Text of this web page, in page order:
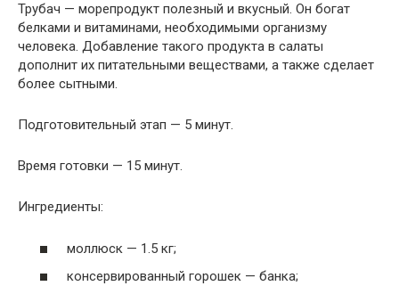
Трубач — морепродукт полезный и вкусный. Он богат
белками и витаминами, необходимыми организму
человека. Добавление такого продукта в салаты
дополнит их питательными веществами, а также сделает
более сытными.
Подготовительный этап — 5 минут.
Время готовки — 15 минут.
Ингредиенты:
моллюск — 1.5 кг;
консервированный горошек — банка;